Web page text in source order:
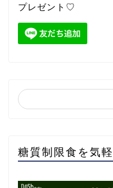
プレゼント♡
糖質制限食を気